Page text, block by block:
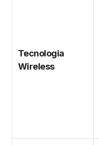
Tecnologia
Wireless